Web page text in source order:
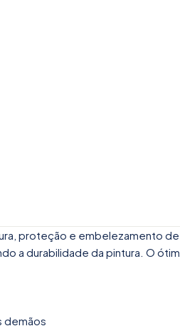
proteção e embelezamento
a durabilidade da pintura. O
demãos